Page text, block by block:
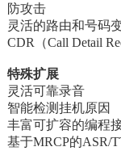
防攻击
灵活的路由和号码
CDR（Call Detail
特殊扩展
灵活可靠录音
智能检测挂机原因
丰富可扩容的编程
基于MRCP的ASR/